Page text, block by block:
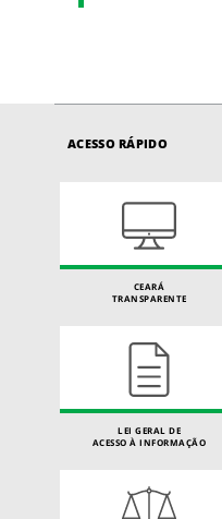
ACESSO RÁPIDO
CEARÁ
TRANSPARENTE
LEI GERAL DE
ACESSO À INFORMAÇÃO